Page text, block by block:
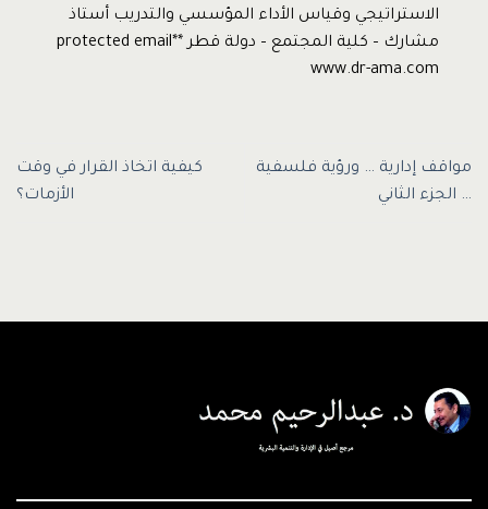
الاستراتيجي وقياس الأداء المؤسسي والتدريب أستاذ
مشارك – كلية المجتمع – دولة قطر *protected email*
www.dr-ama.com
مواقف إدارية … ورؤية فلسفية
… الجزء الثاني
كيفية اتخاذ القرار في وقت
الأزمات؟